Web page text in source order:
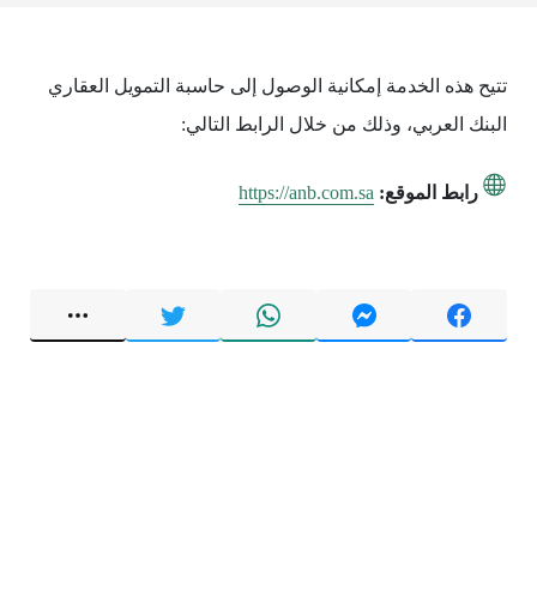
تتيح هذه الخدمة إمكانية الوصول إلى حاسبة التمويل العقاري
البنك العربي، وذلك من خلال الرابط التالي:
رابط الموقع: https://anb.com.sa